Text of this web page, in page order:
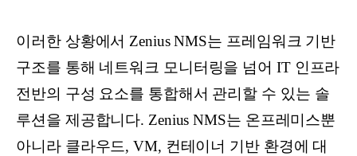
이러한 상황에서 Zenius NMS는 프레임워크 기반
구조를 통해 네트워크 모니터링을 넘어 IT 인프라
전반의 구성 요소를 통합해서 관리할 수 있는 솔
루션을 제공합니다. Zenius NMS는 온프레미스뿐
아니라 클라우드, VM, 컨테이너 기반 환경에 대